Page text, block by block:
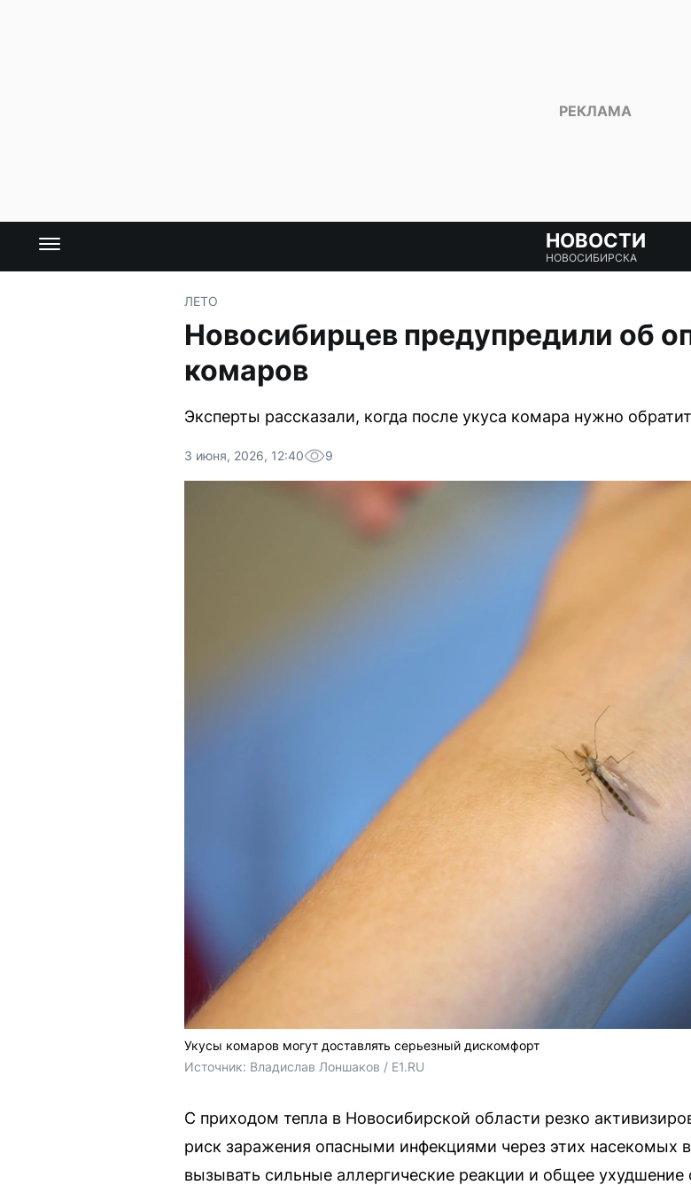
НОВОСТИ
НОВОСИБИРСКА
ЛЕТО
Новосибирцев предупредили об
комаров
Эксперты рассказали, когда после укуса комара нужно
3 июня, 2026, 12:40 9
Укусы комаров могут доставлять серьезный дискомфорт
Источник: Владислав Лоншаков / E1.RU
С приходом тепла в Новосибирской области резко
риск заражения опасными инфекциями через этих насекомых
вызывать сильные аллергические реакции и общее ухудшение